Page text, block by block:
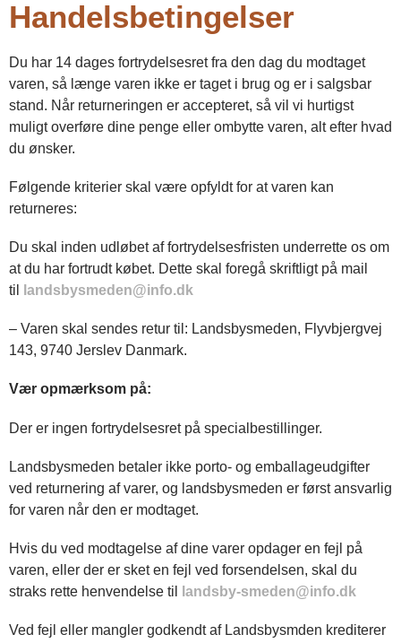
Handelsbetingelser
Du har 14 dages fortrydelsesret fra den dag du modtaget
varen, så længe varen ikke er taget i brug og er i salgsbar
stand. Når returneringen er accepteret, så vil vi hurtigst
muligt overføre dine penge eller ombytte varen, alt efter hvad
du ønsker.
Følgende kriterier skal være opfyldt for at varen kan
returneres:
Du skal inden udløbet af fortrydelsesfristen underrette os om
at du har fortrudt købet. Dette skal foregå skriftligt på mail
til
landsbysmeden@info.dk
– Varen skal sendes retur til: Landsbysmeden, Flyvbjergvej
143, 9740 Jerslev Danmark.
Vær opmærksom på:
Der er ingen fortrydelsesret på specialbestillinger.
Landsbysmeden betaler ikke porto- og emballageudgifter
ved returnering af varer, og landsbysmeden er først ansvarlig
for varen når den er modtaget.
Hvis du ved modtagelse af dine varer opdager en fejl på
varen, eller der er sket en fejl ved forsendelsen, skal du
straks rette henvendelse til
landsby-smeden@info.dk
Ved fejl eller mangler godkendt af Landsbysmden krediterer